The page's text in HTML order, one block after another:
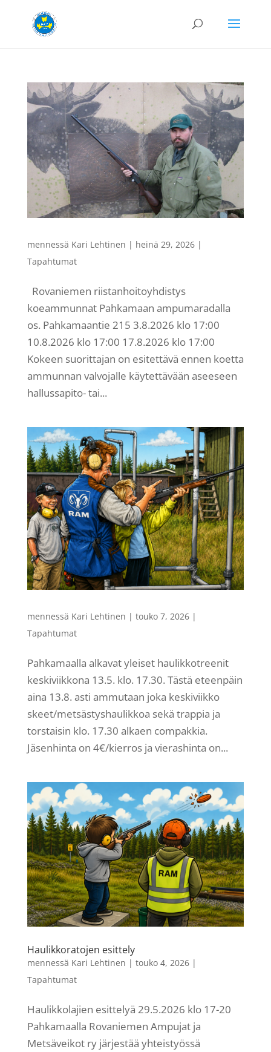
mennessä Kari Lehtinen | heinä 29, 2026|
Tapahtumat
Rovaniemen riistanhoitoyhdistys
koeammunnat Pahkamaan ampumaradalla
os. Pahkamaantie 215 3.8.2026 klo 17:00
10.8.2026 klo 17:00 17.8.2026 klo 17:00
Kokeen suorittajan on esitettävä ennen koetta
ammunnan valvojalle käytettävään aseeseen
hallussapito- tai...
mennessä Kari Lehtinen | touko 7, 2026|
Tapahtumat
Pahkamaalla alkavat yleiset haulikkotreenit
keskiviikkona 13.5. klo. 17.30. Tästä eteenpäin
aina 13.8. asti ammutaan joka keskiviikko
skeet/metsästyshaulikkoa sekä trappia ja
torstaisin klo. 17.30 alkaen compakkia.
Jäsenhinta on 4€/kierros ja vierashinta on...
Haulikkoratojen esittely
mennessä Kari Lehtinen | touko 4, 2026|
Tapahtumat
Haulikkolajien esittelyä 29.5.2026 klo 17-20
Pahkamaalla Rovaniemen Ampujat ja
Metsäveikot ry järjestää yhteistyössä